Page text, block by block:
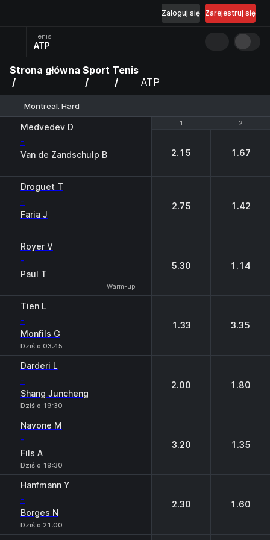
Zarejestruj się
Zaloguj się
Tenis
ATP
Strona główna Sport Tenis
ATP
Montreal. Hard
1 2
Medvedev D
-
Van de Zandschulp B
1 2
2.15 1.67
Droguet T
-
Faria J
2.75 1.42
Royer V
-
Paul T
Warm-up
5.30 1.14
Tien L
-
Monfils G
Dziś o 03:45
1.33 3.35
Darderi L
-
Shang Juncheng
Dziś o 19:30
2.00 1.80
Navone M
-
Fils A
Dziś o 19:30
3.20 1.35
Hanfmann Y
-
Borges N
Dziś o 21:00
2.30 1.60